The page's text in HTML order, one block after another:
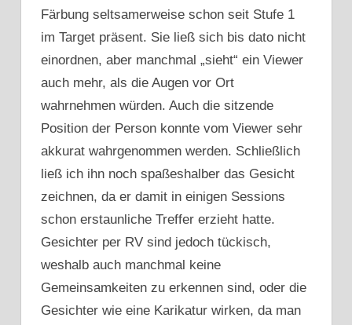
Färbung seltsamerweise schon seit Stufe 1
im Target präsent. Sie ließ sich bis dato nicht
einordnen, aber manchmal „sieht“ ein Viewer
auch mehr, als die Augen vor Ort
wahrnehmen würden. Auch die sitzende
Position der Person konnte vom Viewer sehr
akkurat wahrgenommen werden. Schließlich
ließ ich ihn noch spaßeshalber das Gesicht
zeichnen, da er damit in einigen Sessions
schon erstaunliche Treffer erzieht hatte.
Gesichter per RV sind jedoch tückisch,
weshalb auch manchmal keine
Gemeinsamkeiten zu erkennen sind, oder die
Gesichter wie eine Karikatur wirken, da man